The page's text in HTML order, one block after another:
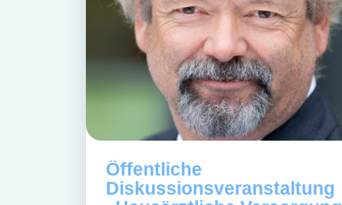
Öffentliche
Diskussionsveranstaltung